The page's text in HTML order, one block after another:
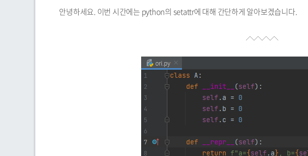
안녕하세요. 이번 시간에는 python의 setattr에 대해 간단하게 알아보겠습니다.